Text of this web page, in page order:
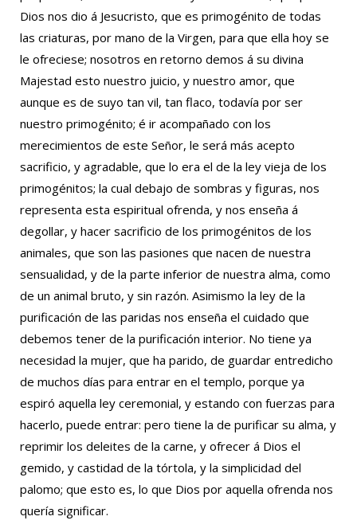
Dios nos dio á Jesucristo, que es primogénito de todas
las criaturas, por mano de la Virgen, para que ella hoy se
le ofreciese; nosotros en retorno demos á su divina
Majestad esto nuestro juicio, y nuestro amor, que
aunque es de suyo tan vil, tan flaco, todavía por ser
nuestro primogénito; é ir acompañado con los
merecimientos de este Señor, le será más acepto
sacrificio, y agradable, que lo era el de la ley vieja de los
primogénitos; la cual debajo de sombras y figuras, nos
representa esta espiritual ofrenda, y nos enseña á
degollar, y hacer sacrificio de los primogénitos de los
animales, que son las pasiones que nacen de nuestra
sensualidad, y de la parte inferior de nuestra alma, como
de un animal bruto, y sin razón. Asimismo la ley de la
purificación de las paridas nos enseña el cuidado que
debemos tener de la purificación interior. No tiene ya
necesidad la mujer, que ha parido, de guardar entredicho
de muchos días para entrar en el templo, porque ya
espiró aquella ley ceremonial, y estando con fuerzas para
hacerlo, puede entrar: pero tiene la de purificar su alma, y
reprimir los deleites de la carne, y ofrecer á Dios el
gemido, y castidad de la tórtola, y la simplicidad del
palomo; que esto es, lo que Dios por aquella ofrenda nos
quería significar.